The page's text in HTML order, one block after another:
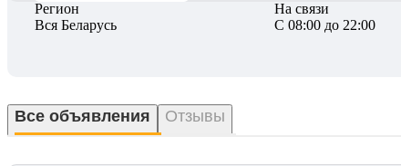
Регион
Вся Беларусь
На связи
С 08:00 до 22:00
Все объявления Отзывы